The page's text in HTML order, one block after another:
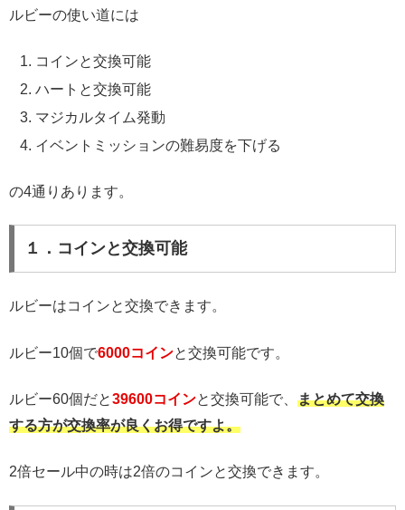
ルビーの使い道には
コインと交換可能
ハートと交換可能
マジカルタイム発動
イベントミッションの難易度を下げる
の4通りあります。
１．コインと交換可能
ルビーはコインと交換できます。
ルビー10個で6000コインと交換可能です。
ルビー60個だと39600コインと交換可能で、 まとめて交換
する方が交換率が良くお得ですよ。
2倍セール中の時は2倍のコインと交換できます。